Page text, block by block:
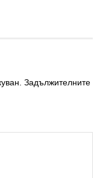
Задължителните